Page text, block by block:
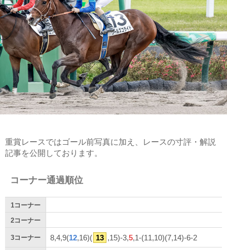
重賞レースではゴール前写真に加え、レースの寸評・解説
記事を公開しております。
コーナー通過順位
1コーナー
2コーナー
3コーナー 8,4,9(12,16)( 13 ,15)-3,5,1-(11,10)(7,14)-6-2